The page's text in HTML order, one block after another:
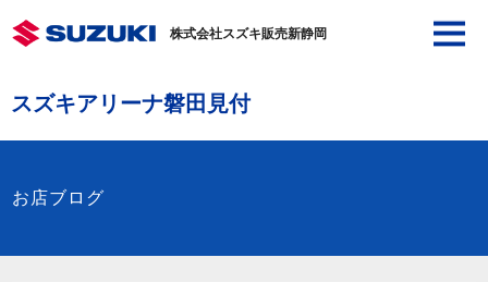
株式会社スズキ販売新静岡
スズキアリーナ磐田見付
お店ブログ